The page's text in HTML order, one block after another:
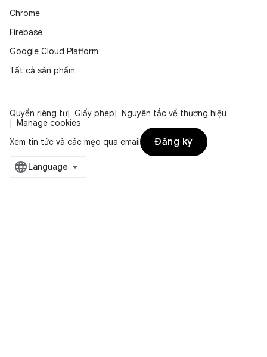
Chrome
Firebase
Google Cloud Platform
Tất cả sản phẩm
Quyền riêng tư Giấy phép
Nguyên tắc về thương hiệu
Manage cookies
Xem tin tức và các mẹo qua email
Đăng ký